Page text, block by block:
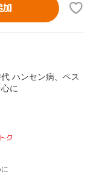
ハンセン病、ペス
に
ク